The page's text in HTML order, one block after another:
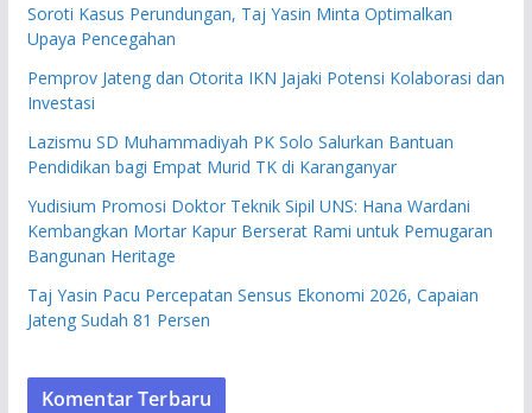
Soroti Kasus Perundungan, Taj Yasin Minta Optimalkan
Upaya Pencegahan
Pemprov Jateng dan Otorita IKN Jajaki Potensi Kolaborasi dan
Investasi
Lazismu SD Muhammadiyah PK Solo Salurkan Bantuan
Pendidikan bagi Empat Murid TK di Karanganyar
Yudisium Promosi Doktor Teknik Sipil UNS: Hana Wardani
Kembangkan Mortar Kapur Berserat Rami untuk Pemugaran
Bangunan Heritage
Taj Yasin Pacu Percepatan Sensus Ekonomi 2026, Capaian
Jateng Sudah 81 Persen
Komentar Terbaru